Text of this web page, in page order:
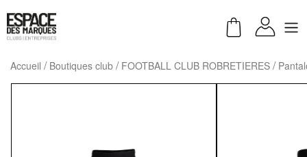
Accueil Boutiques club FOOTBALL CLUB ROBRETIERES